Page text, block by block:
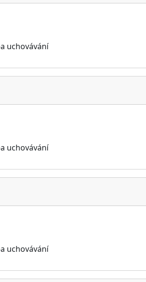
uchovávání
uchovávání
uchovávání